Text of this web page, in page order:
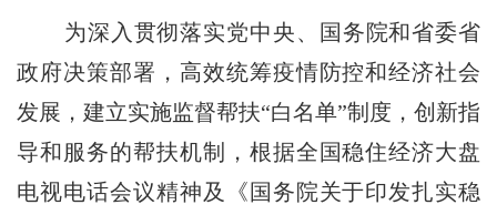
为深入贯彻落实党中央、国务院和省委省
政府决策部署，高效统筹疫情防控和经济社会
发展，建立实施监督帮扶“白名单”制度，创新指
导和服务的帮扶机制，根据全国稳住经济大盘
电视电话会议精神及《国务院关于印发扎实稳